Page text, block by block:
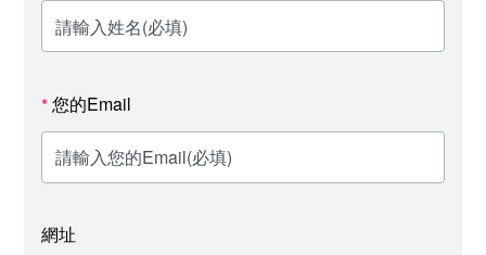
*您的Email
網址